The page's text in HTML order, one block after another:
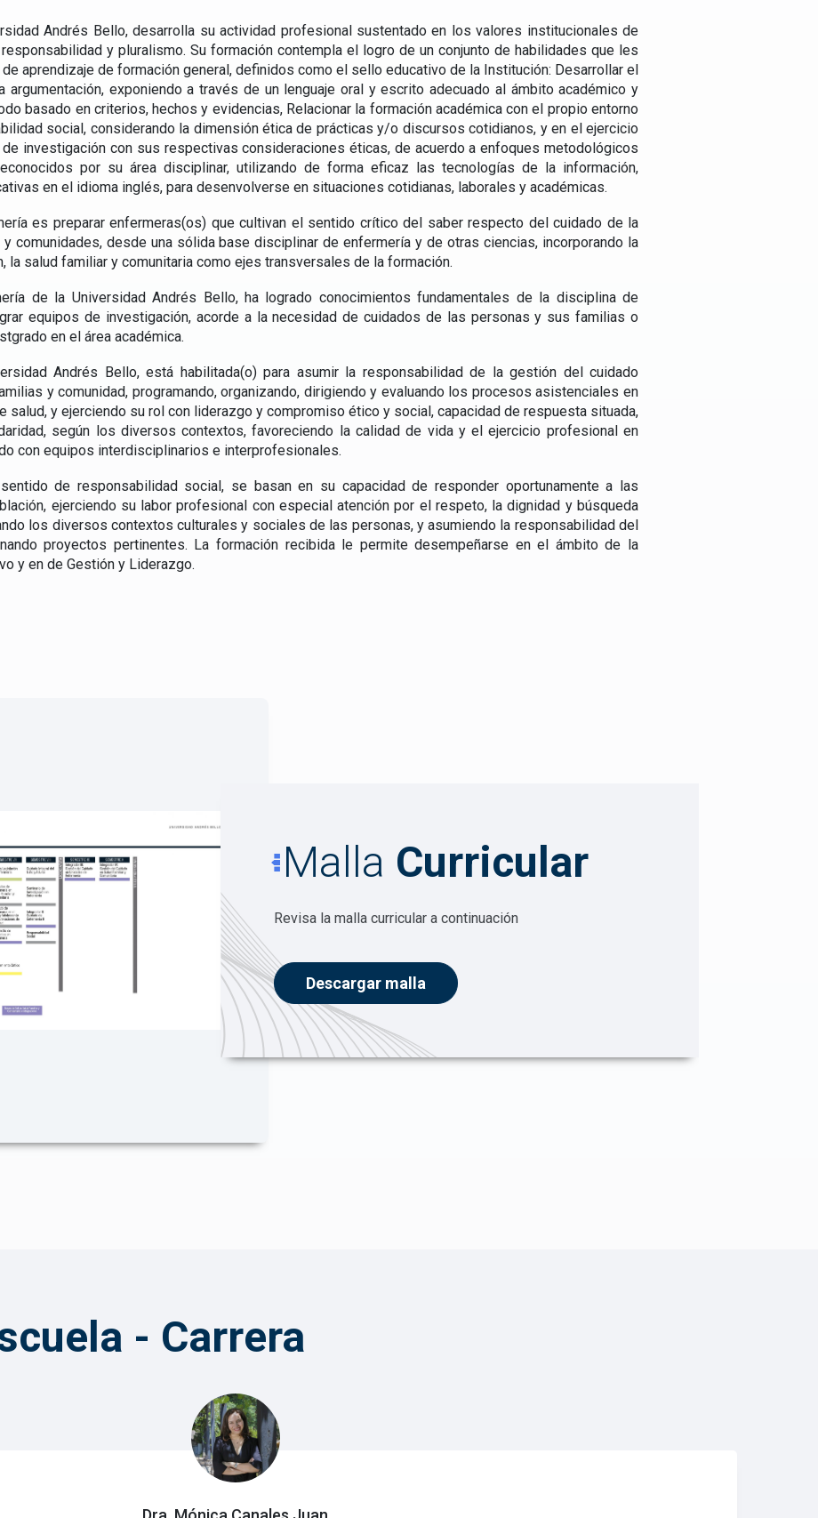
Andrés Bello, desarrolla su actividad profesional sustentado en los valores institucionales de
y pluralismo. Su formación contempla el logro de un conjunto de habilidades que les
aprendizaje de formación general, definidos como el sello educativo de la Institución: Desarrollar el
argumentación, exponiendo a través de un lenguaje oral y escrito adecuado al ámbito académico y
basado en criterios, hechos y evidencias, Relacionar la formación académica con el propio entorno
social, considerando la dimensión ética de prácticas y/o discursos cotidianos, y en el ejercicio
investigación con sus respectivas consideraciones éticas, de acuerdo a enfoques metodológicos
por su área disciplinar, utilizando de forma eficaz las tecnologías de la información,
en el idioma inglés, para desenvolverse en situaciones cotidianas, laborales y académicas.
es preparar enfermeras(os) que cultivan el sentido crítico del saber respecto del cuidado de la
comunidades, desde una sólida base disciplinar de enfermería y de otras ciencias, incorporando la
la salud familiar y comunitaria como ejes transversales de la formación.
de la Universidad Andrés Bello, ha logrado conocimientos fundamentales de la disciplina de
equipos de investigación, acorde a la necesidad de cuidados de las personas y sus familias o
en el área académica.
Andrés Bello, está habilitada(o) para asumir la responsabilidad de la gestión del cuidado
y comunidad, programando, organizando, dirigiendo y evaluando los procesos asistenciales en
y ejerciendo su rol con liderazgo y compromiso ético y social, capacidad de respuesta situada,
según los diversos contextos, favoreciendo la calidad de vida y el ejercicio profesional en
con equipos interdisciplinarios e interprofesionales.
de responsabilidad social, se basan en su capacidad de responder oportunamente a las
ejerciendo su labor profesional con especial atención por el respeto, la dignidad y búsqueda
los diversos contextos culturales y sociales de las personas, y asumiendo la responsabilidad del
proyectos pertinentes. La formación recibida le permite desempeñarse en el ámbito de la
y en de Gestión y Liderazgo.
Malla Curricular
Revisa la malla curricular a continuación
Descargar malla
- Carrera